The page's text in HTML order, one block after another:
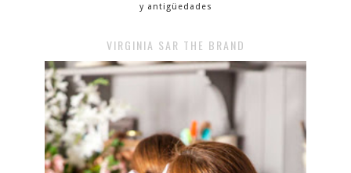
y antigüedades
VIRGINIA SAR THE BRAND